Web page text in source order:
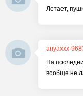
Летает,
anyaxxx-
На
вообще не